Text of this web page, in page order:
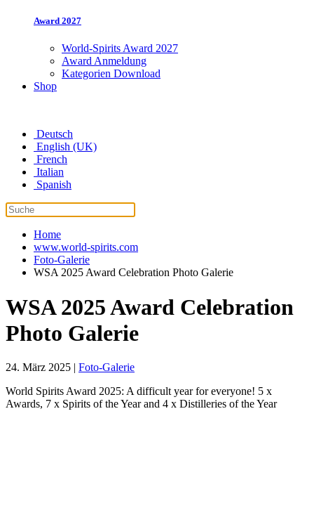
Award 2027
World-Spirits Award 2027
Award Anmeldung
Kategorien Download
Shop
Deutsch
English (UK)
French
Italian
Spanish
Home
www.world-spirits.com
Foto-Galerie
WSA 2025 Award Celebration Photo Galerie
WSA 2025 Award Celebration
Photo Galerie
24. März 2025 | Foto-Galerie
World Spirits Award 2025: A difficult year for everyone! 5 x
Awards, 7 x Spirits of the Year and 4 x Distilleries of the Year